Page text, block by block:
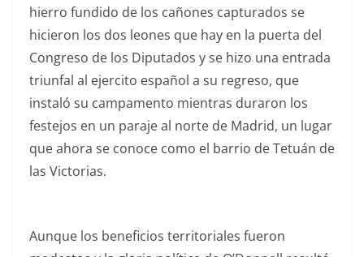
hierro fundido de los cañones capturados se
hicieron los dos leones que hay en la puerta del
Congreso de los Diputados y se hizo una entrada
triunfal al ejercito español a su regreso, que
instaló su campamento mientras duraron los
festejos en un paraje al norte de Madrid, un lugar
que ahora se conoce como el barrio de Tetuán de
las Victorias.
Aunque los beneficios territoriales fueron